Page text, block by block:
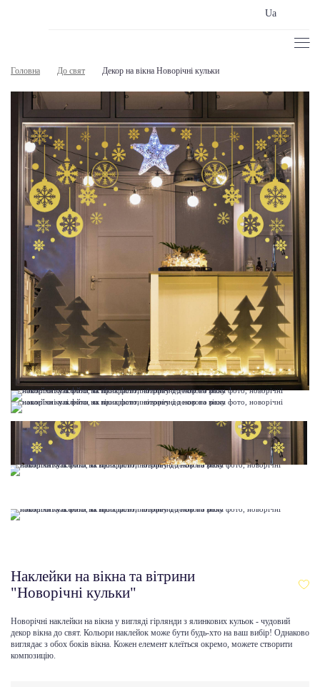
Ua
Головна До свят Декор на вікна Новорічні кульки
Наклейки на вікна та вітрини
"Новорічні кульки"
Новорічні наклейки на вікна у вигляді гірлянди з ялинкових кульок - чудовий
декор вікна до свят. Кольори наклейок може бути будь-хто на ваш вибір! Однаково
виглядає з обох боків вікна. Кожен елемент клеїться окремо, можете створити
композицію.